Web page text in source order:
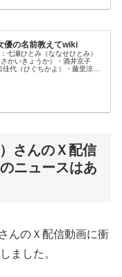
優の名前教えてwiki
七瀬ひとみ（ななせひとみ）
かいきょうか）・酒井京子
佳代（ひぐちかよ）・藤里涼子
さんのＸ配信
ニュースはあ
んのＸ配信動画に衝
ました。